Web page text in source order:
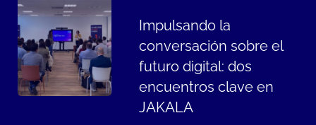
Impulsando la
conversación sobre el
futuro digital: dos
encuentros clave en
JAKALA